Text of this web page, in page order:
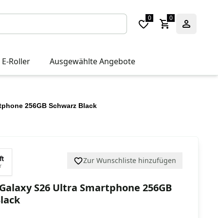
0 0
Roller Ausgewählte Angebote
256GB Schwarz Black
Zur Wunschliste hinzufügen
S26 Ultra Smartphone 256GB